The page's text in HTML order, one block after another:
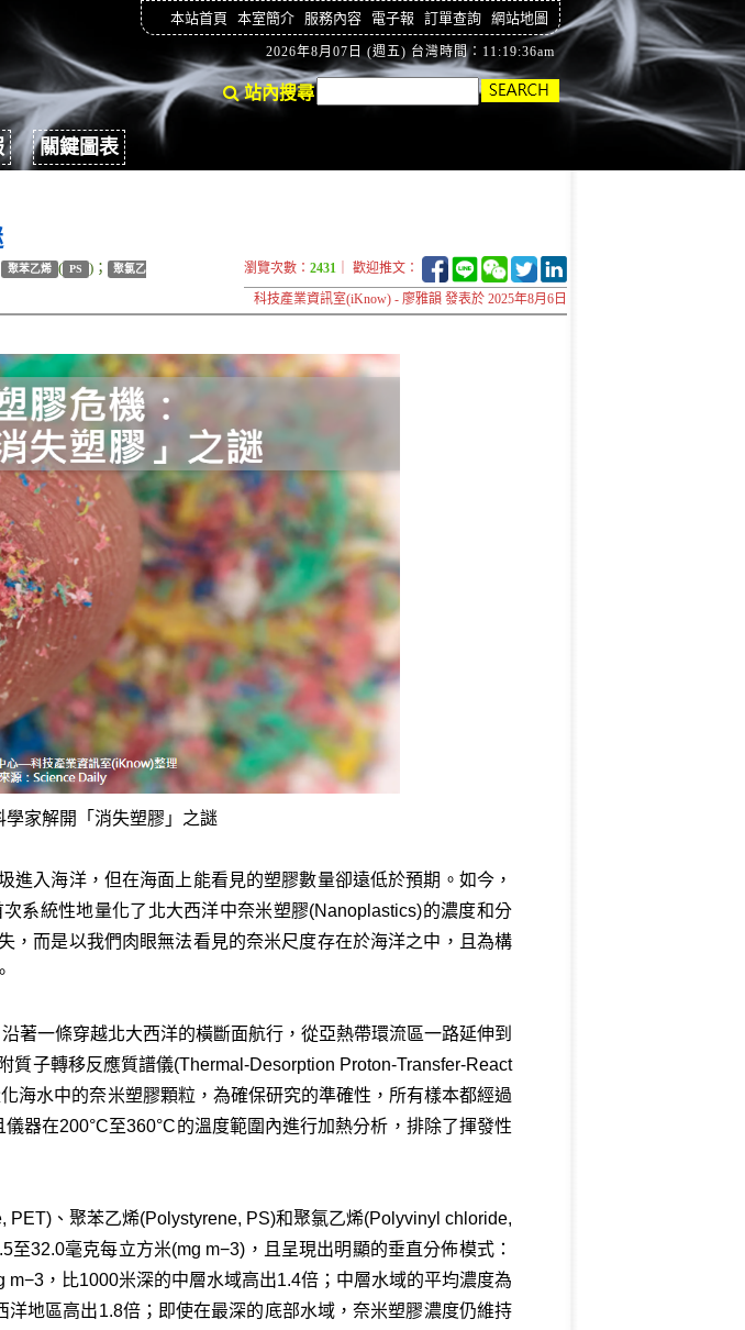
本站首頁 本室簡介 服務內容 電子報 訂單查詢 網站地圖
2026年8月07日 (週五) 台灣時間：11:19:37am
站內搜尋
關鍵圖表
聚苯乙烯 ( PS )；
聚氯乙
瀏覽次數： 2431 ｜ 歡迎推文：
科技產業資訊室(iKnow) - 廖雅韻 發表於 2025年8月6日
學家解開「消失塑膠」之謎
入海洋，但在海面上能看見的塑膠數量卻遠低於預期。如今，
系統性地量化了北大西洋中奈米塑膠(Nanoplastics)的濃度和分
，而是以我們肉眼無法看見的奈米尺度存在於海洋之中，且為構
著一條穿越北大西洋的橫斷面航行，從亞熱帶環流區一路延伸到
子轉移反應質譜儀(Thermal-Desorption Proton-Transfer-React
海水中的奈米塑膠顆粒，為確保研究的準確性，所有樣本都經過
器在200°C至360°C的溫度範圍內進行加熱分析，排除了揮發性
、聚苯乙烯(Polystyrene, PS)和聚氯乙烯(Polyvinyl chloride,
32.0毫克每立方米(mg m−3)，且呈現出明顯的垂直分佈模式：
，比1000米深的中層水域高出1.4倍；中層水域的平均濃度為
地區高出1.8倍；即使在最深的底部水域，奈米塑膠濃度仍維持